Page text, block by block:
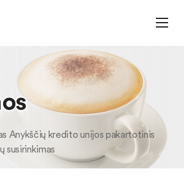
Anykščių kredito unijos pakartotinis
susirinkimas